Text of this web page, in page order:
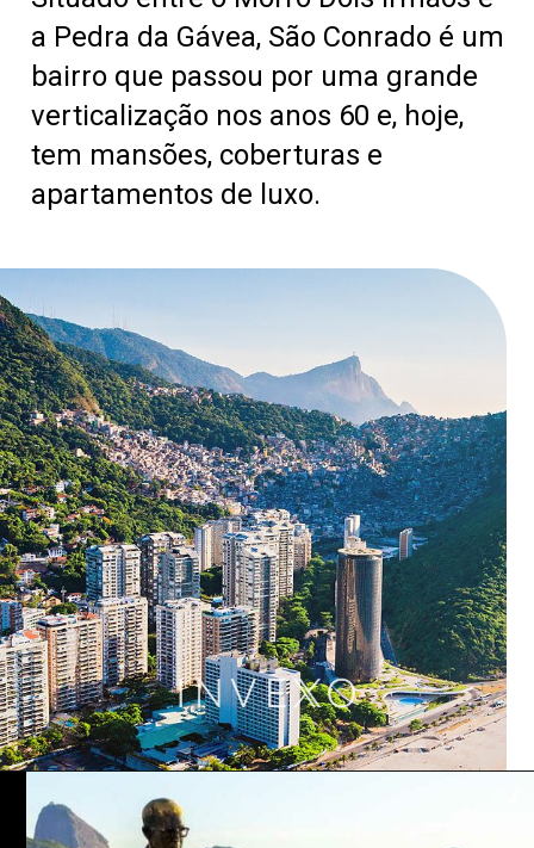
a Pedra da Gávea, São Conrado é um
bairro que passou por uma grande
verticalização nos anos 60 e, hoje,
tem mansões, coberturas e
apartamentos de luxo.